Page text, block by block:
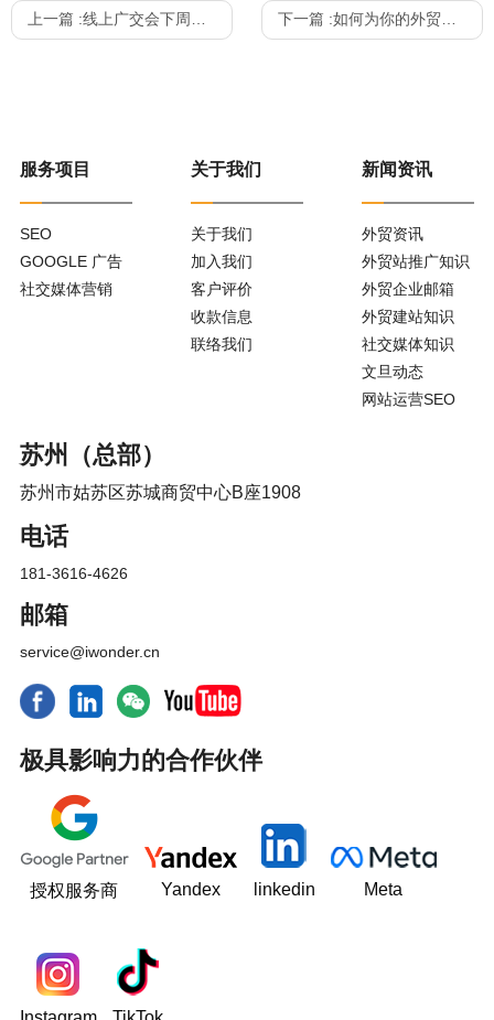
上一篇 :线上广交会下周一开幕，口罩出口多项重要消息，5月外贸稳住正增长，等| 本周外贸大事 下一篇 :如何为你的外贸网站选择一个合适的域名？
服务项目
SEO
GOOGLE 广告
社交媒体营销
关于我们
关于我们
加入我们
客户评价
收款信息
联络我们
新闻资讯
外贸资讯
外贸站推广知识
外贸企业邮箱
外贸建站知识
社交媒体知识
文旦动态
网站运营SEO
苏州（总部）
苏州市姑苏区苏城商贸中心B座1908
电话
181-3616-4626
邮箱
service@iwonder.cn
极具影响力的合作伙伴
授权服务商 Yandex linkedin Meta